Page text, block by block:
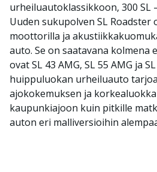
urheiluautoklassikkoon, 300 SL
Uuden sukupolven SL Roadster
moottorilla ja
auto. Se on saatavana kolmena
ovat SL 43 AMG, SL 55 AMG ja
huippuluokan urheiluauto
ajokokemuksen ja
kaupunkiajoon kuin pitkille
auton eri malliversioihin